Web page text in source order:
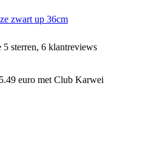
zwart up 36cm
5 sterren, 6 klantreviews
euro met Club Karwei